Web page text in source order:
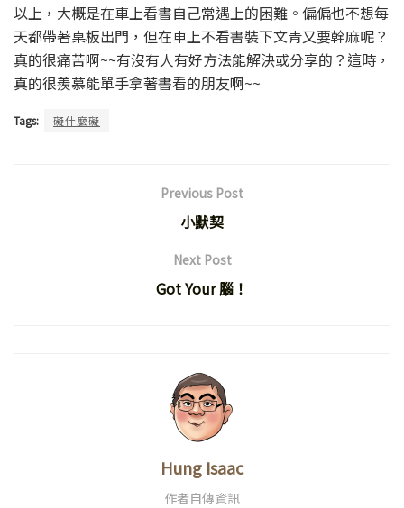
以上，大概是在車上看書自己常遇上的困難。偏偏也不想每
天都帶著桌板出門，但在車上不看書裝下文青又要幹麻呢？
真的很痛苦啊~~有沒有人有好方法能解決或分享的？這時，
真的很羨慕能單手拿著書看的朋友啊~~
Tags: 礙什麼礙
Previous Post
小默契
Next Post
Got Your 腦！
Hung Isaac
作者自傳資訊